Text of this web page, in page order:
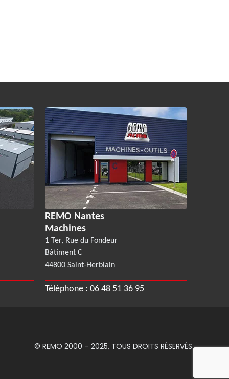
REMO Nantes
Machines
1 Ter, Rue du Fondeur
Bâtiment C
44800 Saint-Herblain
Téléphone : 06 48 51 36 95
© REMO 2000 – 2025, TOUS DROITS RÉSERVÉS